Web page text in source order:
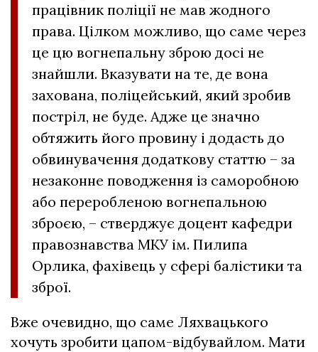
працівник поліції не мав жодного
права. Цілком можливо, що саме через
це цю вогнепальну зброю досі не
знайшли. Вказувати на те, де вона
захована, поліцейський, який зробив
постріл, не буде. Адже це значно
обтяжить його провину і додасть до
обвинувачення додаткову статтю – за
незаконне поводження із саморобною
або переробленою вогнепальною
зброєю, – стверджує доцент кафедри
правознавства МКУ ім. Пилипа
Орлика, фахівець у сфері балістики та
зброї.
Вже очевидно, що саме Ляхвацького
хочуть зробити цапом-відбувайлом. Мати